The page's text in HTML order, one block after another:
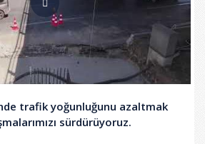
trafik yoğunluğunu azaltmak
sürdürüyoruz.